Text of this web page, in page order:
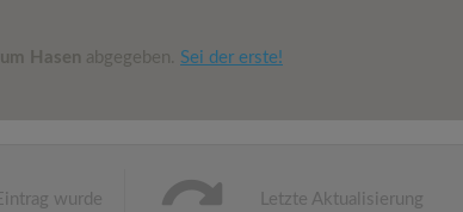
Hasen abgegeben. Sei der erste!
wurde
Letzte Aktualisierung